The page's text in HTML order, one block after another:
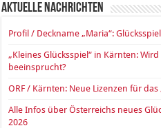
Aktuelle Nachrichten
Profil / Deckname „Maria“:
„Kleines Glücksspiel“ in Kärnten:
beeinsprucht?
ORF / Kärnten: Neue Lizenzen für das
Alle Infos über Österreichs neues
2026